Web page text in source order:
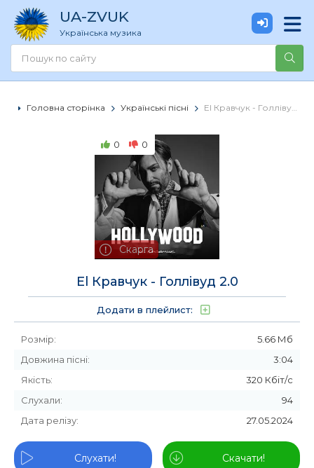
UA-ZVUK
Українська музика
Головна сторінка Українські пісні El Кравчук - Голлівуд 2.0
0 0
Скарга
El Кравчук - Голлівуд 2.0
Додати в плейлист:
Розмір:
5.66 Мб
Довжина пісні:
3:04
Якість:
320 Кбіт/с
Слухали:
94
Дата релізу:
27.05.2024
Слухати! Скачати!